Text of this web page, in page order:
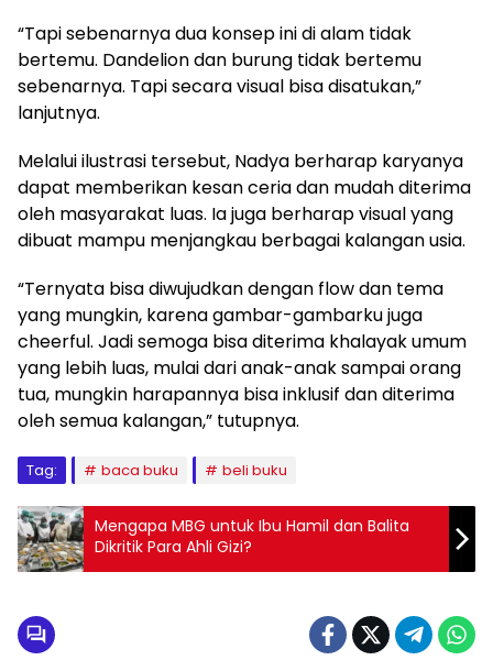
“Tapi sebenarnya dua konsep ini di alam tidak
bertemu. Dandelion dan burung tidak bertemu
sebenarnya. Tapi secara visual bisa disatukan,”
lanjutnya.
Melalui ilustrasi tersebut, Nadya berharap karyanya
dapat memberikan kesan ceria dan mudah diterima
oleh masyarakat luas. Ia juga berharap visual yang
dibuat mampu menjangkau berbagai kalangan usia.
“Ternyata bisa diwujudkan dengan flow dan tema
yang mungkin, karena gambar-gambarku juga
cheerful. Jadi semoga bisa diterima khalayak umum
yang lebih luas, mulai dari anak-anak sampai orang
tua, mungkin harapannya bisa inklusif dan diterima
oleh semua kalangan,” tutupnya.
Tag: baca buku beli buku
Mengapa MBG untuk Ibu Hamil dan Balita
Dikritik Para Ahli Gizi?